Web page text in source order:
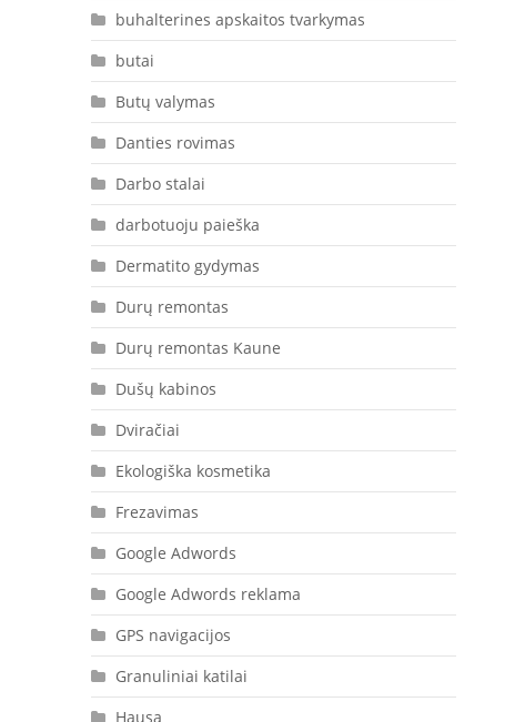
buhalterines apskaitos tvarkymas
butai
Butų valymas
Danties rovimas
Darbo stalai
darbotuoju paieška
Dermatito gydymas
Durų remontas
Durų remontas Kaune
Dušų kabinos
Dviračiai
Ekologiška kosmetika
Frezavimas
Google Adwords
Google Adwords reklama
GPS navigacijos
Granuliniai katilai
Hausa